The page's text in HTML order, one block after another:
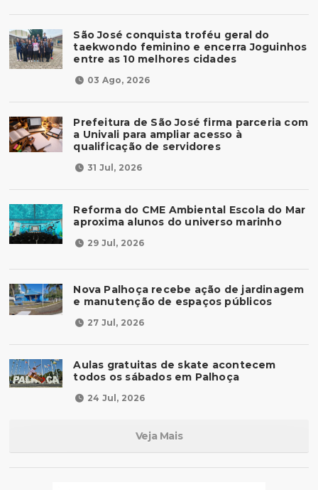
São José conquista troféu geral do
taekwondo feminino e encerra Joguinhos
entre as 10 melhores cidades
03 Ago, 2026
Prefeitura de São José firma parceria com
a Univali para ampliar acesso à
qualificação de servidores
31 Jul, 2026
Reforma do CME Ambiental Escola do Mar
aproxima alunos do universo marinho
29 Jul, 2026
Nova Palhoça recebe ação de jardinagem
e manutenção de espaços públicos
27 Jul, 2026
Aulas gratuitas de skate acontecem
todos os sábados em Palhoça
24 Jul, 2026
Veja Mais